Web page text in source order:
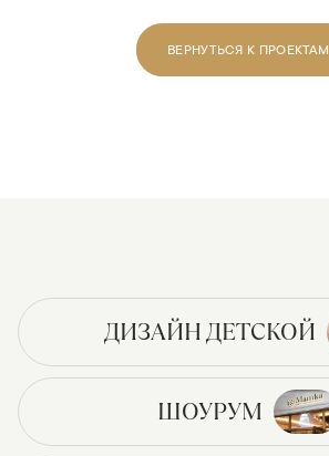
ВЕРНУТЬСЯ К ПРОЕКТАМ
ДИЗАЙН ДЕТСКОЙ
ШОУРУМ